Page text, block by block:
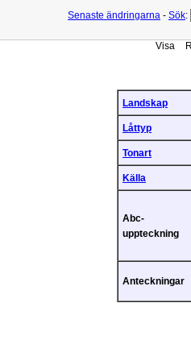
Senaste ändringarna - Sök:
Visa
Landskap
Låttyp
Tonart
Källa
Abc-
uppteckning
Anteckningar